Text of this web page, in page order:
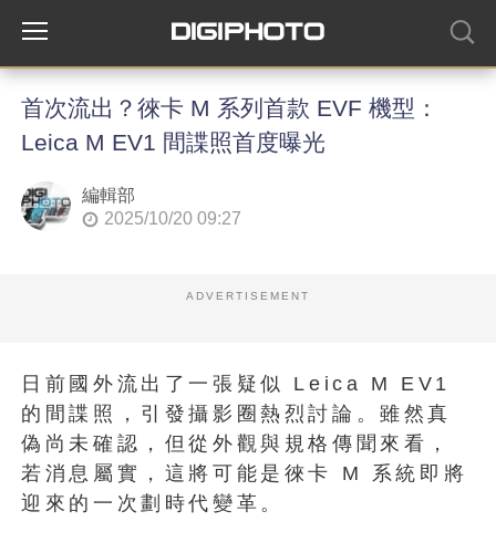
首次流出？徠卡 M 系列首款 EVF 機型：
Leica M EV1 間諜照首度曝光
編輯部
2025/10/20 09:27
ADVERTISEMENT
日前國外流出了一張疑似 Leica M EV1
的間諜照，引發攝影圈熱烈討論。雖然真
偽尚未確認，但從外觀與規格傳聞來看，
若消息屬實，這將可能是徠卡 M 系統即將
迎來的一次劃時代變革。